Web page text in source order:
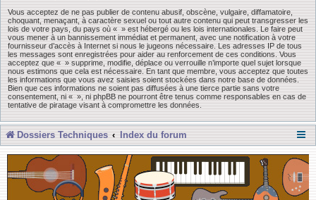
Vous acceptez de ne pas publier de contenu abusif, obscène, vulgaire, diffamatoire,
choquant, menaçant, à caractère sexuel ou tout autre contenu qui peut transgresser les
lois de votre pays, du pays où « » est hébergé ou les lois internationales. Le faire peut
vous mener à un bannissement immédiat et permanent, avec une notification à votre
fournisseur d’accès à Internet si nous le jugeons nécessaire. Les adresses IP de tous
les messages sont enregistrées pour aider au renforcement de ces conditions. Vous
acceptez que « » supprime, modifie, déplace ou verrouille n’importe quel sujet lorsque
nous estimons que cela est nécessaire. En tant que membre, vous acceptez que toutes
les informations que vous avez saisies soient stockées dans notre base de données.
Bien que ces informations ne soient pas diffusées à une tierce partie sans votre
consentement, ni « », ni phpBB ne pourront être tenus comme responsables en cas de
tentative de piratage visant à compromettre les données.
Dossiers Techniques Index du forum